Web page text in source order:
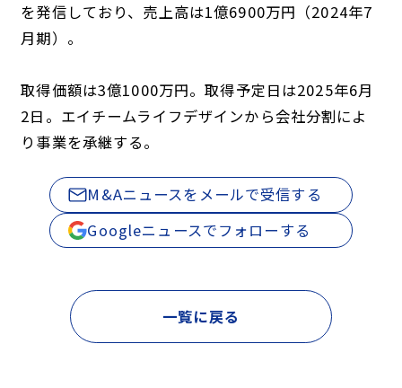
を発信しており、売上高は1億6900万円（2024年7
月期）。
取得価額は3億1000万円。取得予定日は2025年6月
2日。エイチームライフデザインから会社分割によ
り事業を承継する。
M&Aニュースをメールで受信する
Googleニュースでフォローする
一覧に戻る